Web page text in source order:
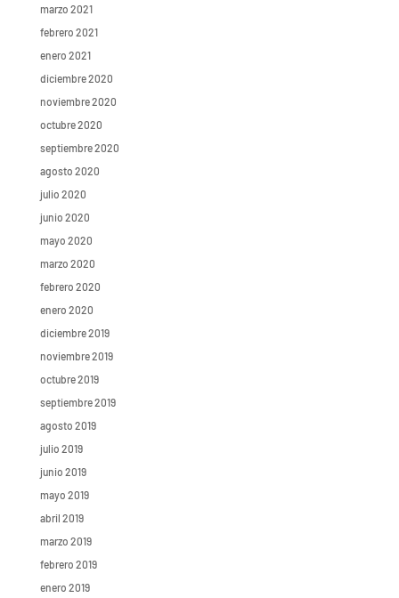
marzo 2021
febrero 2021
enero 2021
diciembre 2020
noviembre 2020
octubre 2020
septiembre 2020
agosto 2020
julio 2020
junio 2020
mayo 2020
marzo 2020
febrero 2020
enero 2020
diciembre 2019
noviembre 2019
octubre 2019
septiembre 2019
agosto 2019
julio 2019
junio 2019
mayo 2019
abril 2019
marzo 2019
febrero 2019
enero 2019